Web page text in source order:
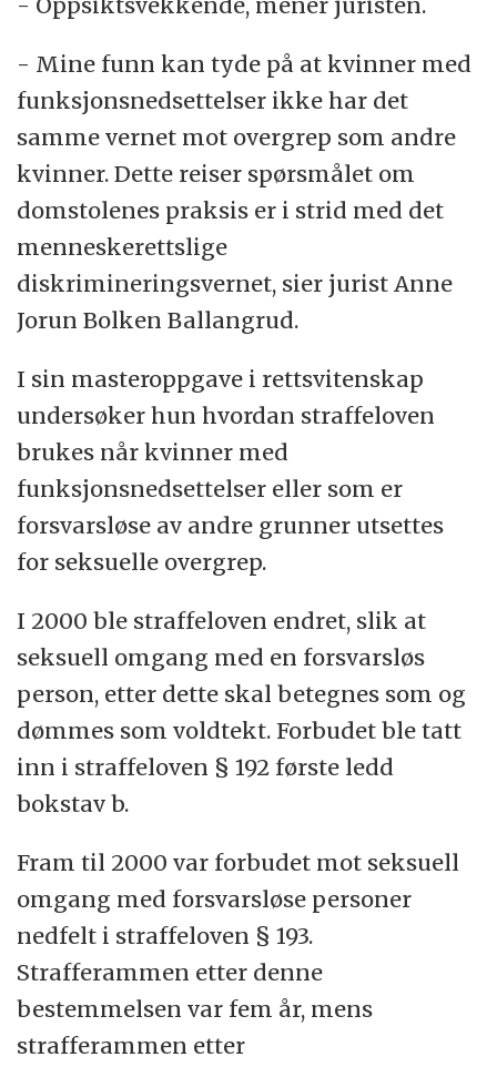
- Mine funn kan tyde på at kvinner med
funksjonsnedsettelser ikke har det
samme vernet mot overgrep som andre
kvinner. Dette reiser spørsmålet om
domstolenes praksis er i strid med det
menneskerettslige
diskrimineringsvernet, sier jurist Anne
Jorun Bolken Ballangrud.
I sin masteroppgave i rettsvitenskap
undersøker hun hvordan straffeloven
brukes når kvinner med
funksjonsnedsettelser eller som er
forsvarsløse av andre grunner utsettes
for seksuelle overgrep.
I 2000 ble straffeloven endret, slik at
seksuell omgang med en forsvarsløs
person, etter dette skal betegnes som og
dømmes som voldtekt. Forbudet ble tatt
inn i straffeloven § 192 første ledd
bokstav b.
Fram til 2000 var forbudet mot seksuell
omgang med forsvarsløse personer
nedfelt i straffeloven § 193.
Strafferammen etter denne
bestemmelsen var fem år, mens
strafferammen etter